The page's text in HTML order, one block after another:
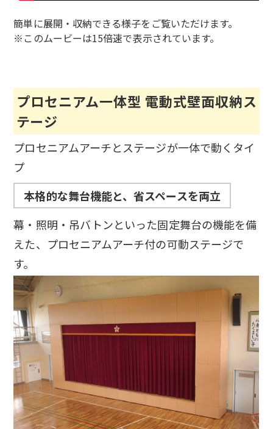
簡単に展開・収納できる様子をご覧いただけます。
※このムービーは15倍速で表示されています。
プロセニアム一体型 電動式壁面収納ス
テージ
プロセニアムアーチとステージが一体で動くタイ
プ
本格的な舞台機能と、省スペースを両立
幕・照明・吊バトンといった固定舞台の機能を備
えた、プロセニアムアーチ付の可動ステージで
す。